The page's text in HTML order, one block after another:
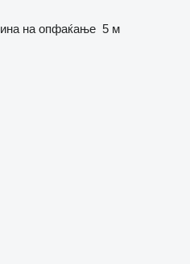
на опфаќање 5 м